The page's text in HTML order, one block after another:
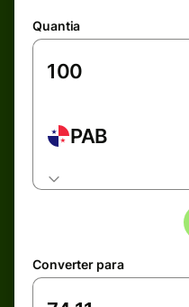
Quantia
PAB
Converter para